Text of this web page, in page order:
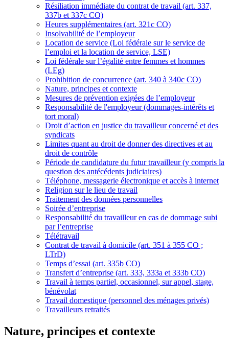
Résiliation immédiate du contrat de travail (art. 337,
337b et 337c CO)
Heures supplémentaires (art. 321c CO)
Insolvabilité de l’employeur
Location de service (Loi fédérale sur le service de
l’emploi et la location de service, LSE)
Loi fédérale sur l’égalité entre femmes et hommes
(LEg)
Prohibition de concurrence (art. 340 à 340c CO)
Nature, principes et contexte
Mesures de prévention exigées de l’employeur
Responsabilité de l'employeur (dommages-intérêts et
tort moral)
Droit d’action en justice du travailleur concerné et des
syndicats
Limites quant au droit de donner des directives et au
droit de contrôle
Période de candidature du futur travailleur (y compris la
question des antécédents judiciaires)
Téléphone, messagerie électronique et accès à internet
Religion sur le lieu de travail
Traitement des données personnelles
Soirée d’entreprise
Responsabilité du travailleur en cas de dommage subi
par l’entreprise
Télétravail
Contrat de travail à domicile (art. 351 à 355 CO ;
LTrD)
Temps d’essai (art. 335b CO)
Transfert d’entreprise (art. 333, 333a et 333b CO)
Travail à temps partiel, occasionnel, sur appel, stage,
bénévolat
Travail domestique (personnel des ménages privés)
Travailleurs retraités
Nature, principes et contexte